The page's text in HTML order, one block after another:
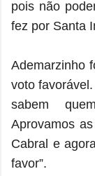
pois não
fez por Santa
Ademarzinho
voto
sabem
Aprovamos
Cabral e
favor”.